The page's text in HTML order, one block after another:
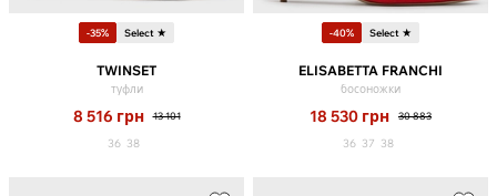
-35% Select ★
TWINSET
туфли
8 516 грн 13 101
36 38
-40% Select ★
ELISABETTA FRANCHI
босоножки
18 530 грн 30 883
36 37 38